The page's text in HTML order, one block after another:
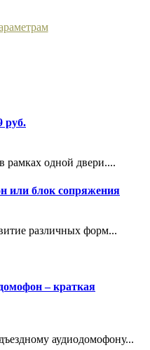
руб.
рамках одной двери....
или блок сопряжения
различных форм...
– краткая
аудиодомофону...